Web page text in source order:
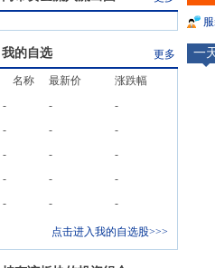
我的自选 更多
名称 最新价
涨跌幅
-
-
-
-
-
-
-
-
-
-
-
-
-
- -
点击进入我的自选股>>>
一